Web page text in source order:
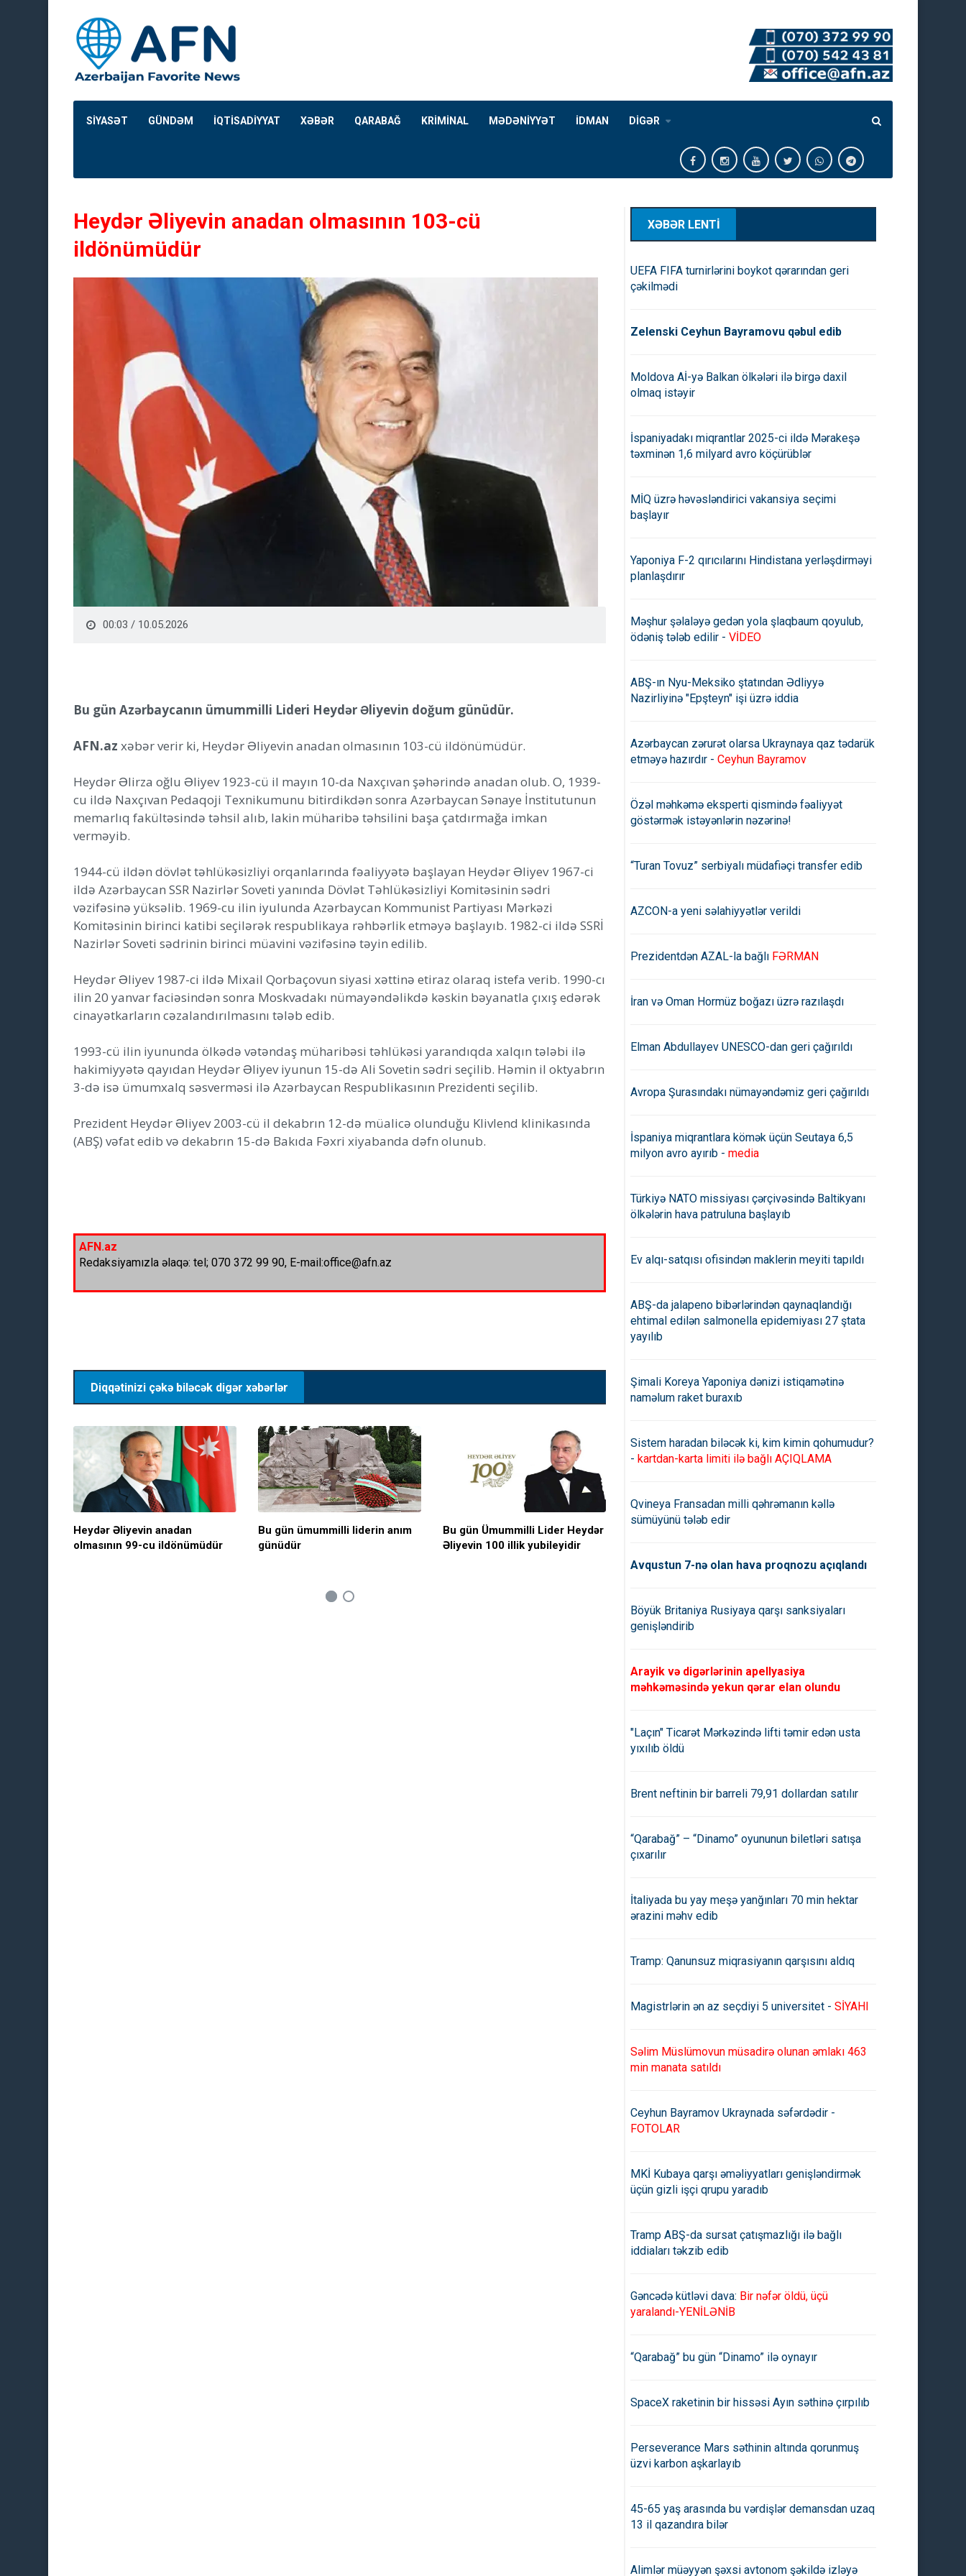
SİYASƏT GÜNDƏM İQTİSADİYYAT XƏBƏR QARABAĞ KRİMİNAL MƏDƏNİYYƏT İDMAN DİGƏR
Heydər Əliyevin anadan olmasının 103-cü
ildönümüdür
00:03 / 10.05.2026
Bu gün Azərbaycanın ümummilli Lideri Heydər Əliyevin doğum günüdür.
AFN.az xəbər verir ki, Heydər Əliyevin anadan olmasının 103-cü ildönümüdür.
Heydər Əlirza oğlu Əliyev 1923-cü il mayın 10-da Naxçıvan şəhərində anadan olub. O, 1939-
cu ildə Naxçıvan Pedaqoji Texnikumunu bitirdikdən sonra Azərbaycan Sənaye İnstitutunun
memarlıq fakültəsində təhsil alıb, lakin müharibə təhsilini başa çatdırmağa imkan
verməyib.
1944-cü ildən dövlət təhlükəsizliyi orqanlarında fəaliyyətə başlayan Heydər Əliyev 1967-ci
ildə Azərbaycan SSR Nazirlər Soveti yanında Dövlət Təhlükəsizliyi Komitəsinin sədri
vəzifəsinə yüksəlib. 1969-cu ilin iyulunda Azərbaycan Kommunist Partiyası Mərkəzi
Komitəsinin birinci katibi seçilərək respublikaya rəhbərlik etməyə başlayıb. 1982-ci ildə SSRİ
Nazirlər Soveti sədrinin birinci müavini vəzifəsinə təyin edilib.
Heydər Əliyev 1987-ci ildə Mixail Qorbaçovun siyasi xəttinə etiraz olaraq istefa verib. 1990-cı
ilin 20 yanvar faciəsindən sonra Moskvadakı nümayəndəlikdə kəskin bəyanatla çıxış edərək
cinayətkarların cəzalandırılmasını tələb edib.
1993-cü ilin iyununda ölkədə vətəndaş müharibəsi təhlükəsi yarandıqda xalqın tələbi ilə
hakimiyyətə qayıdan Heydər Əliyev iyunun 15-də Ali Sovetin sədri seçilib. Həmin il oktyabrın
3-də isə ümumxalq səsverməsi ilə Azərbaycan Respublikasının Prezidenti seçilib.
Prezident Heydər Əliyev 2003-cü il dekabrın 12-də müalicə olunduğu Klivlend klinikasında
(ABŞ) vəfat edib və dekabrın 15-də Bakıda Fəxri xiyabanda dəfn olunub.
AFN.az
Redaksiyamızla əlaqə: tel; 070 372 99 90, E-mail:office@afn.az
Diqqətinizi çəkə biləcək digər xəbərlər
Heydər Əliyevin anadan
olmasının 99-cu ildönümüdür
Bu gün ümummilli liderin anım
günüdür
Bu gün Ümummilli Lider Heydər
Əliyevin 100 illik yubileyidir
Heydər Əliyevin vəfatından 16 il
XƏBƏR LENTİ
UEFA FIFA turnirlərini boykot qərarından geri
çəkilmədi
Zelenski Ceyhun Bayramovu qəbul edib
Moldova Aİ-yə Balkan ölkələri ilə birgə daxil
olmaq istəyir
İspaniyadakı miqrantlar 2025-ci ildə Mərakeşə
təxminən 1,6 milyard avro köçürüblər
MİQ üzrə həvəsləndirici vakansiya seçimi
başlayır
Yaponiya F-2 qırıcılarını Hindistana yerləşdirməyi
planlaşdırır
Məşhur şəlaləyə gedən yola şlaqbaum qoyulub,
ödəniş tələb edilir - VİDEO
ABŞ-ın Nyu-Meksiko ştatından Ədliyyə
Nazirliyinə "Epşteyn" işi üzrə iddia
Azərbaycan zərurət olarsa Ukraynaya qaz tədarük
etməyə hazırdır - Ceyhun Bayramov
Özəl məhkəmə eksperti qismində fəaliyyət
göstərmək istəyənlərin nəzərinə!
“Turan Tovuz” serbiyalı müdafiəçi transfer edib
AZCON-a yeni səlahiyyətlər verildi
Prezidentdən AZAL-la bağlı FƏRMAN
İran və Oman Hormüz boğazı üzrə razılaşdı
Elman Abdullayev UNESCO-dan geri çağırıldı
Avropa Şurasındakı nümayəndəmiz geri çağırıldı
İspaniya miqrantlara kömək üçün Seutaya 6,5
milyon avro ayırıb - media
Türkiyə NATO missiyası çərçivəsində Baltikyanı
ölkələrin hava patruluna başlayıb
Ev alqı-satqısı ofisindən maklerin meyiti tapıldı
ABŞ-da jalapeno bibərlərindən qaynaqlandığı
ehtimal edilən salmonella epidemiyası 27 ştata
yayılıb
Şimali Koreya Yaponiya dənizi istiqamətinə
naməlum raket buraxıb
Sistem haradan biləcək ki, kim kimin qohumudur?
- kartdan-karta limiti ilə bağlı AÇIQLAMA
Qvineya Fransadan milli qəhrəmanın kəllə
sümüyünü tələb edir
Avqustun 7-nə olan hava proqnozu açıqlandı
Böyük Britaniya Rusiyaya qarşı sanksiyaları
genişləndirib
Arayik və digərlərinin apellyasiya
məhkəməsində yekun qərar elan olundu
"Laçın" Ticarət Mərkəzində lifti təmir edən usta
yıxılıb öldü
Brent neftinin bir barreli 79,91 dollardan satılır
“Qarabağ” – “Dinamo” oyununun biletləri satışa
çıxarılır
İtaliyada bu yay meşə yanğınları 70 min hektar
ərazini məhv edib
Tramp: Qanunsuz miqrasiyanın qarşısını aldıq
Magistrlərin ən az seçdiyi 5 universitet - SİYAHI
Səlim Müslümovun müsadirə olunan əmlakı 463
min manata satıldı
Ceyhun Bayramov Ukraynada səfərdədir -
FOTOLAR
MKİ Kubaya qarşı əməliyyatları genişləndirmək
üçün gizli işçi qrupu yaradıb
Tramp ABŞ-da sursat çatışmazlığı ilə bağlı
iddiaları təkzib edib
Gəncədə kütləvi dava: Bir nəfər öldü, üçü
yaralandı-YENİLƏNİB
“Qarabağ” bu gün “Dinamo” ilə oynayır
SpaceX raketinin bir hissəsi Ayın səthinə çırpılıb
Perseverance Mars səthinin altında qorunmuş
üzvi karbon aşkarlayıb
45-65 yaş arasında bu vərdişlər demansdan uzaq
13 il qazandıra bilər
Alimlər müəyyən şəxsi avtonom şəkildə izləyə